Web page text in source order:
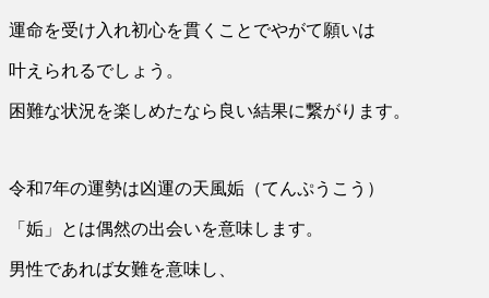
運命を受け入れ初心を貫くことでやがて願いは
叶えられるでしょう。
困難な状況を楽しめたなら良い結果に繋がります。
令和7年の運勢は凶運の天風姤（てんぷうこう）
「姤」とは偶然の出会いを意味します。
男性であれば女難を意味し、